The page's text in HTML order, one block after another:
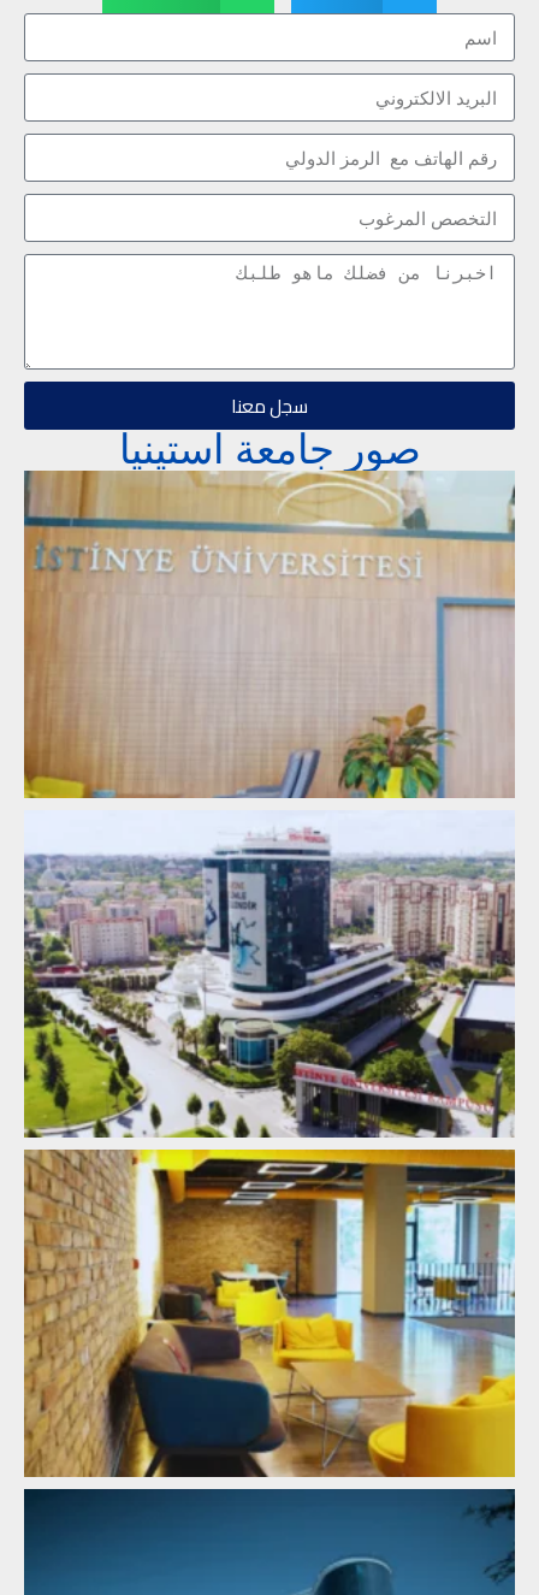
سجل معنا
صور جامعة استينيا